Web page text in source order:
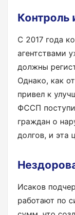
Контроль
С 2017 года
агентствами
должны
Однако, как
привел к
ФССП
граждан о
долгов, и эта
Исаков
работают по